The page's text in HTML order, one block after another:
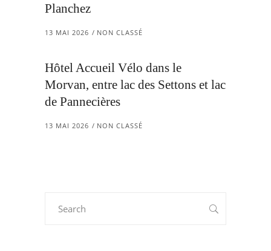
Planchez
13 MAI 2026 NON CLASSÉ
Hôtel Accueil Vélo dans le
Morvan, entre lac des Settons et lac
de Pannecières
13 MAI 2026 NON CLASSÉ